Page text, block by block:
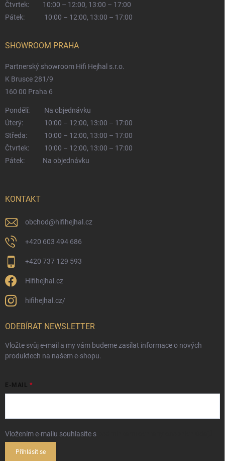
Čtvrtek:
10:00 – 12:00, 13:00 – 17:00
Pátek:
10:00 – 12:00, 13:00 – 17:00
SHOWROOM PRAHA
Partnerský showroom Hifi Hejhal s.r.o.
K Brusce 281/9
160 00 Praha 6
Pondělí:
Na objednávku
Úterý:
10:00 – 12:00, 13:00 – 17:00
Středa:
10:00 – 12:00, 13:00 – 17:00
Čtvrtek:
10:00 – 12:00, 13:00 – 17:00
Pátek:
Na objednávku
KONTAKT
obchod@hifihejhal.cz
+420 603 494 686
+420 737 129 593
Hifihejhal.cz
hifihejhal.cz/
ODEBÍRAT NEWSLETTER
Vložte svůj e-mail a my vám budeme zasílat informace o nových
produktech na našem e-shopu.
E-MAIL
Vložením e-mailu souhlasíte s
Přihlásit se